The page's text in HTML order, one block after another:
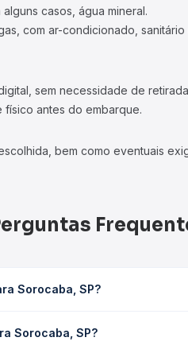
casos, água mineral.
com ar-condicionado,
sem necessidade de
antes do embarque.
bem como eventuais
Sorocaba, SP?
horários disponíveis e vê a
Sorocaba, SP?